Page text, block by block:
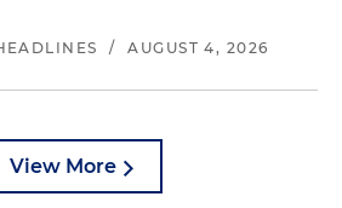
/ AUGUST 4, 2026
View More